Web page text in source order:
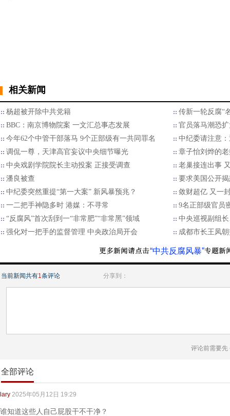
相关新闻
杨超被开除中共党籍
传新一轮反腐“
BBC：南京博物院案 一文汇总事态发展
官员落马潮恐
今年62个中管干部落马 9个正部级有一共同罪名
中纪委请注意
调侃一尊，天津高官妄议中央细节曝光
章子怡刘烨的
中央戏剧学院院长主动投案 正接受调查
老巢接连出事
潘良被查
要求美国公开
中纪委突然重提“第一大案” 新风暴预兆？
敛财超亿 又一
一二把手神隐多时 港媒：不寻常
9名正部级官员
“反腐风”首次刮到一“非常肥”“非常黑”领域
中央巡视副组
强化对一把手的监督管理 中央政治局开会
成都市长王凤
“中共反腐风暴”
当前新闻共有1条评论 分享到：
评论前需要先
全部评论
lary 2025年05月12日 19:29
谁知道这些人自己屁股干不干净？